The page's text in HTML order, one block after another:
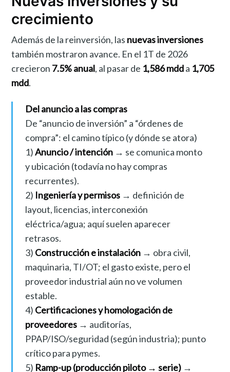
crecimiento
Además de la reinversión, las nuevas inversiones
también mostraron avance. En el 1T de 2026
crecieron 7.5% anual, al pasar de 1,586 mdda 1,705
mdd.
Del anuncio a las compras
De “anuncio de inversión” a “órdenes de
compra”: el camino típico (y dónde se atora)
1)Anuncio / intención→ se comunica monto
y ubicación (todavía no hay compras
recurrentes).
2) Ingeniería y permisos→ definición de
layout, licencias, interconexión
eléctrica/agua; aquí suelen aparecer
retrasos.
3) Construcción e instalación→ obra civil,
maquinaria, TI/OT; el gasto existe, pero el
proveedor industrial aún no ve volumen
estable.
4) Certificaciones y homologación de
proveedores→ auditorías,
PPAP/ISO/seguridad (según industria); punto
crítico para pymes.
5) Ramp-up (producción piloto → serie)→